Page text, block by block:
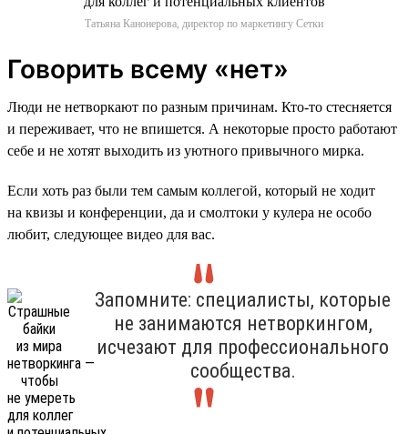
Татьяна Канонерова, директор по маркетингу Сетки
Говорить всему «нет»
Люди не нетворкают по разным причинам. Кто-то стесняется
и переживает, что не впишется. А некоторые просто работают
себе и не хотят выходить из уютного привычного мирка.
Если хоть раз были тем самым коллегой, который не ходит
на квизы и конференции, да и смолтоки у кулера не особо
любит, следующее видео для вас.
Запомните: специалисты, которые
не занимаются нетворкингом,
исчезают для профессионального
сообщества.